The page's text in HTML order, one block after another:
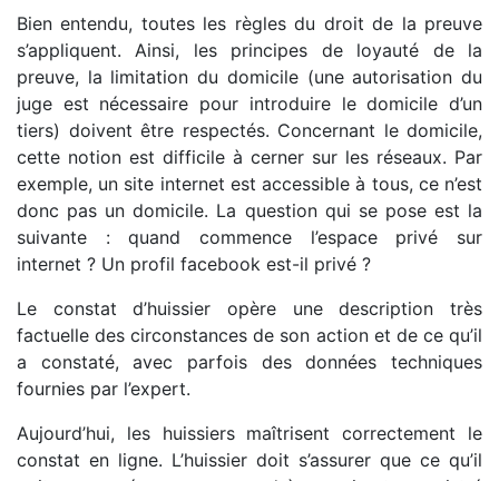
Bien entendu, toutes les règles du droit de la preuve
s’appliquent. Ainsi, les principes de loyauté de la
preuve, la limitation du domicile (une autorisation du
juge est nécessaire pour introduire le domicile d’un
tiers) doivent être respectés. Concernant le domicile,
cette notion est difficile à cerner sur les réseaux. Par
exemple, un site internet est accessible à tous, ce n’est
donc pas un domicile. La question qui se pose est la
suivante : quand commence l’espace privé sur
internet ? Un profil facebook est-il privé ?
Le constat d’huissier opère une description très
factuelle des circonstances de son action et de ce qu’il
a constaté, avec parfois des données techniques
fournies par l’expert.
Aujourd’hui, les huissiers maîtrisent correctement le
constat en ligne. L’huissier doit s’assurer que ce qu’il